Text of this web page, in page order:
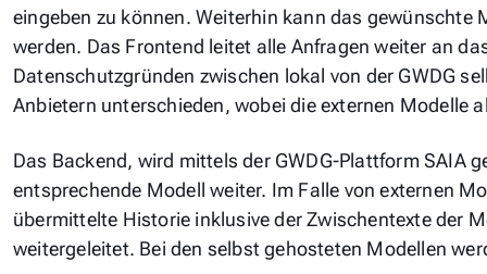
eingeben zu können. Weiterhin kann das
werden. Das Frontend leitet alle Anfragen weiter an
Datenschutzgründen zwischen lokal von der GWDG
Anbietern unterschieden, wobei die externen Modelle
Das Backend, wird mittels der GWDG-Plattform SAIA
entsprechende Modell weiter. Im Falle von externen
übermittelte Historie inklusive der Zwischentexte der
weitergeleitet. Bei den selbst gehosteten Modellen